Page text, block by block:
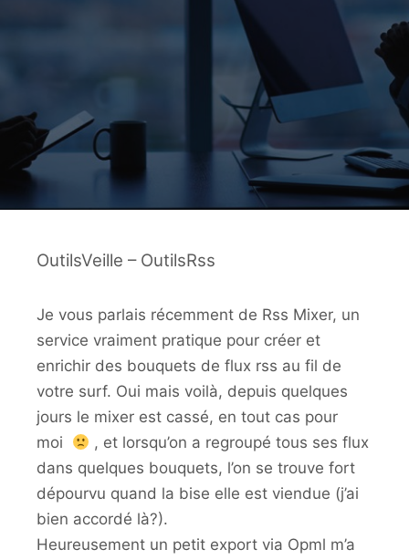
OutilsVeille – OutilsRss
Je vous parlais récemment de Rss Mixer, un
service vraiment pratique pour créer et
enrichir des bouquets de flux rss au fil de
votre surf. Oui mais voilà, depuis quelques
jours le mixer est cassé, en tout cas pour
moi
, et lorsqu’on a regroupé tous ses flux
dans quelques bouquets, l’on se trouve fort
dépourvu quand la bise elle est viendue (j’ai
bien accordé là?).
Heureusement un petit export via Opml m’a